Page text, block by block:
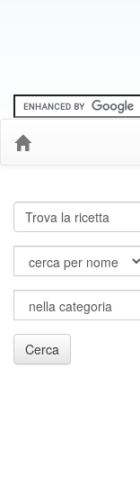
Cerca
Cerca